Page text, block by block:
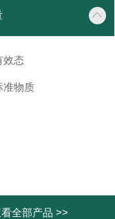
效态
准物质
全部产品 >>